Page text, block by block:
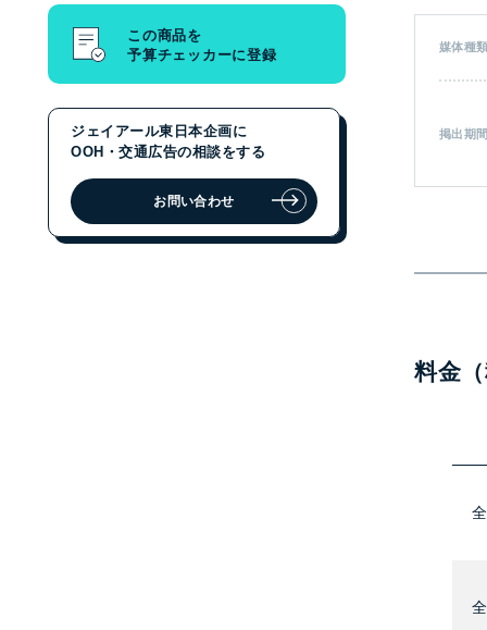
路線から探す
メディアの種類から探す
ジェイアール東日本企画に
OOH・交通広告の相談をする
媒体種類
掲出期間
料金（
この商品を
予算チェッカーに登録
ジェイアール東日本企画に
OOH・交通広告の相談をする
お問い合わせ